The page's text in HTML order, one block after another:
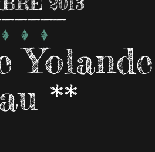
Yolande
**